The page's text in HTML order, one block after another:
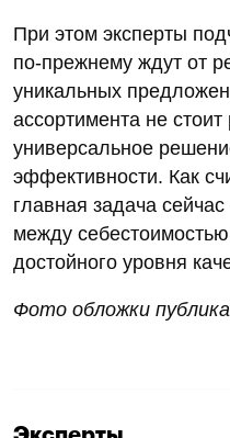
При этом эксперты
по‑прежнему ждут от
уникальных
ассортимента не стоит
универсальное
эффективности. Как
главная задача
между
достойного уровня
Фото обложки